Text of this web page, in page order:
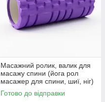
Масажний ролик, валик для
масажу спини (йога рол
масажер для спини, шиї, ніг)
OSPORT 33*14см (MS 0857)
Фіолетовий
Готово до відправки